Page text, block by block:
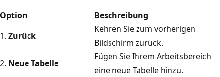
Option
Beschreibung
1. Zurück
Kehren Sie zum vorherigen
Bildschirm zurück.
2. Neue Tabelle
Fügen Sie Ihrem Arbeitsbereich
eine neue Tabelle hinzu.